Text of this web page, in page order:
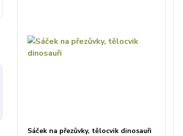
Sáček na přezůvky, tělocvik dinosauři